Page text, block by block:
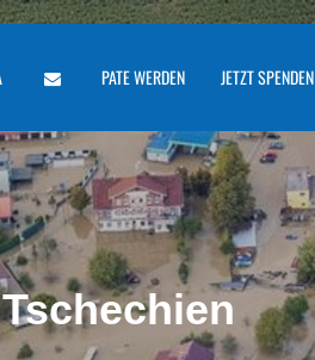
PATE WERDEN JETZT SPENDEN